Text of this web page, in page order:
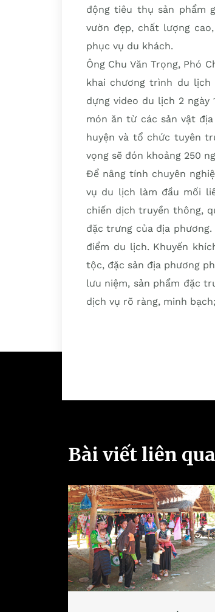
động tiêu thụ sản phẩm
vườn đẹp, chất lượng
phục vụ du khách.
Ông Chu Văn Trọng, Phó
khai chương trình du lịch
dựng video du lịch 2
món ăn từ các sản vật
huyện và tổ chức tuyên
vọng sẽ đón khoảng 250
Để nâng tính chuyên
vụ du lịch làm đầu mối
chiến dịch truyền thông,
đặc trưng của địa
điểm du lịch. Khuyến
tộc, đặc sản địa phương
lưu niệm, sản phẩm đặc
dịch vụ rõ ràng, minh
Bài viết liên